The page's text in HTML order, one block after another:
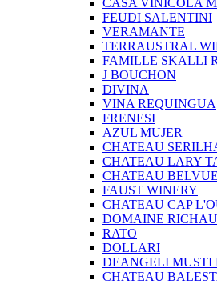
CASA VINICOLA
FEUDI SALENTINI
VERAMANTE
TERRAUSTRAL
FAMILLE SKALLI
J BOUCHON
DIVINA
VINA REQUINGUA
FRENESI
AZUL MUJER
CHATEAU
CHATEAU LARY
CHATEAU BELVUE
FAUST WINERY
CHATEAU CAP
DOMAINE
RATO
DOLLARI
DEANGELI MUSTI
CHATEAU